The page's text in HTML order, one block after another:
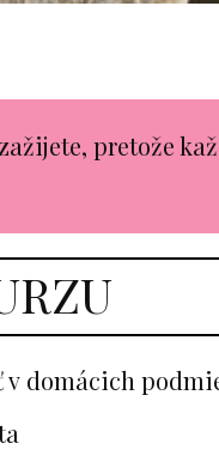
pretože
v domácich